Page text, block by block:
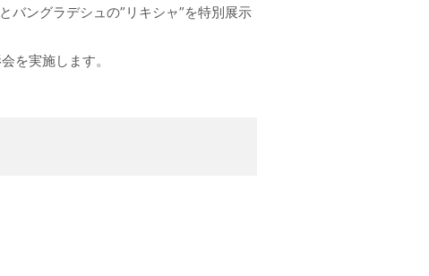
バングラデシュの”リキシャ”を特別展示
を実施します。